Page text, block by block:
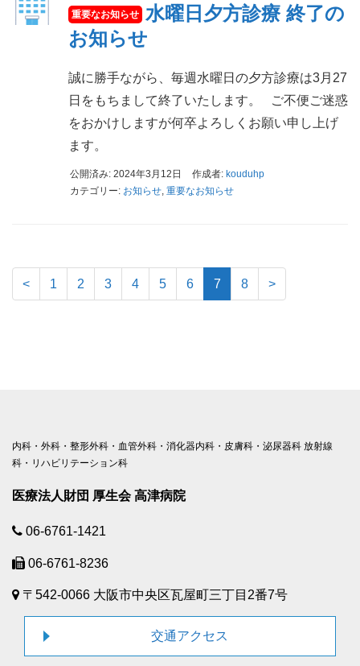
水曜日夕方診療 終了の
お知らせ
誠に勝手ながら、毎週水曜日の夕方診療は3月27
日をもちまして終了いたします。 ご不便ご迷惑
をおかけしますが何卒よろしくお願い申し上げ
ます。
公開済み: 2024年3月12日 作成者: kouduhp
カテゴリー: お知らせ,重要なお知らせ
< 1 2 3 4 5 6 7 8 >
内科・外科・整形外科・血管外科・消化器内科・皮膚科・泌尿器科 放射線
科・リハビリテーション科
医療法人財団 厚生会 高津病院
06-6761-1421
06-6761-8236
〒542-0066 大阪市中央区瓦屋町三丁目2番7号
交通アクセス